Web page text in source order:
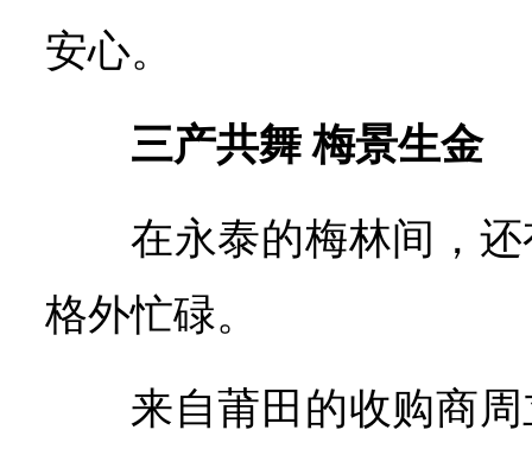
安心。
三产共舞 梅景生金
在永泰的梅林间，
格外忙碌。
来自莆田的收购商